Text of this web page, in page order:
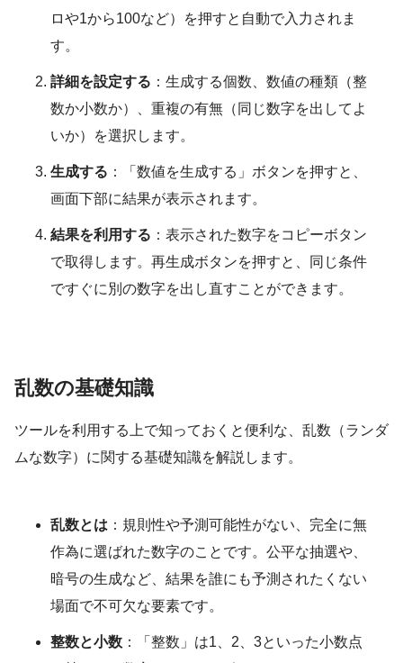
ロや1から100など）を押すと自動で入力されま
す。
詳細を設定する ：生成する個数、数値の種類（整
数か小数か）、重複の有無（同じ数字を出してよ
いか）を選択します。
生成する ：「数値を生成する」ボタンを押すと、
画面下部に結果が表示されます。
結果を利用する ：表示された数字をコピーボタン
で取得します。再生成ボタンを押すと、同じ条件
ですぐに別の数字を出し直すことができます。
乱数の基礎知識
ツールを利用する上で知っておくと便利な、乱数（ランダ
ムな数字）に関する基礎知識を解説します。
乱数とは ：規則性や予測可能性がない、完全に無
作為に選ばれた数字のことです。公平な抽選や、
暗号の生成など、結果を誰にも予測されたくない
場面で不可欠な要素です。
整数と小数 ：「整数」は1、2、3といった小数点